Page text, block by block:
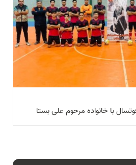
با خانواده مرحوم علی بستا